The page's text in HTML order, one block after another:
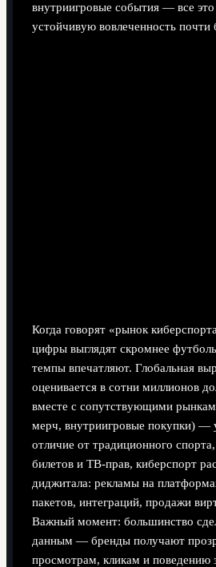
внутриигровые события — все
устойчивую вовлеченность почти
Когда говорят «рынок
цифры выглядят скромнее
темпы впечатляют. Глобальная
оценивается в сотни миллионов
вместе с сопутствующими
мерч, внутриигровые покупки) —
отличие от традиционного
билетов и ТВ-прав, киберспорт
диджитала: рекламы на
пакетов, интеграций, продажи
Важный момент: большинство
данным — бренды получают
просмотрам, кликам и поведению